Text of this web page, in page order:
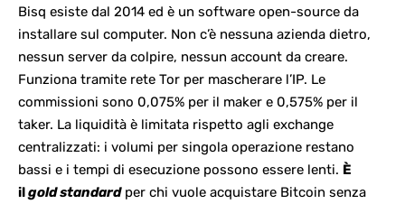
Bisq esiste dal 2014 ed è un software open-source da
installare sul computer. Non c’è nessuna azienda dietro,
nessun server da colpire, nessun account da creare.
Funziona tramite rete Tor per mascherare l’IP. Le
commissioni sono 0,075% per il maker e 0,575% per il
taker. La liquidità è limitata rispetto agli exchange
centralizzati: i volumi per singola operazione restano
bassi e i tempi di esecuzione possono essere lenti. È
ilgold standardper chi vuole acquistare Bitcoin senza